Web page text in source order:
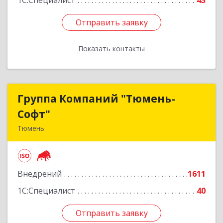
Отправить заявку
Показать контакты
Отправить заявку
Назад
Группа Компаний "Тюмень-
Софт"
Тюмень
Внедрений
1611
1С:Специалист
40
Отправить заявку
Группа Компаний "Тюмень-
Подробнее
Отправить заявку